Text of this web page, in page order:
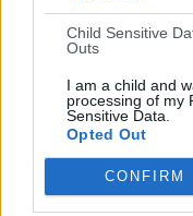
Child Sensitive
Outs
I am a child and
processing of my
Sensitive Data.
Opted Out
CONFIRM